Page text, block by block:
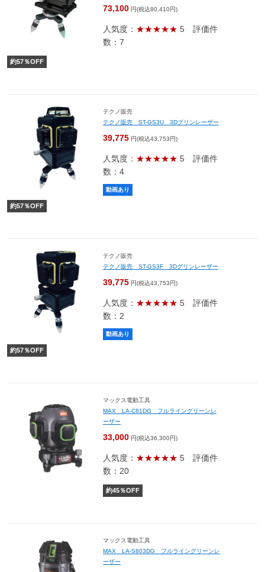
73,100 円(税込80,410円)
人気度： ★★★★★ 5 評価件
数：7
約57％OFF
テクノ販売
テクノ販売 ST-GS3U 3Dグリンレーザー
39,775 円(税込43,753円)
人気度： ★★★★★ 5 評価件
数：4
動画あり
約57％OFF
テクノ販売
テクノ販売 ST-GS3F 3Dグリンレーザー
39,775 円(税込43,753円)
人気度： ★★★★★ 5 評価件
数：2
動画あり
約57％OFF
マックス電動工具
MAX LA-C81DG フルライングリーンレ
ーザー
33,000 円(税込36,300円)
人気度： ★★★★★ 5 評価件
数：20
約45％OFF
マックス電動工具
MAX LA-S803DG フルライングリーンレ
ーザー